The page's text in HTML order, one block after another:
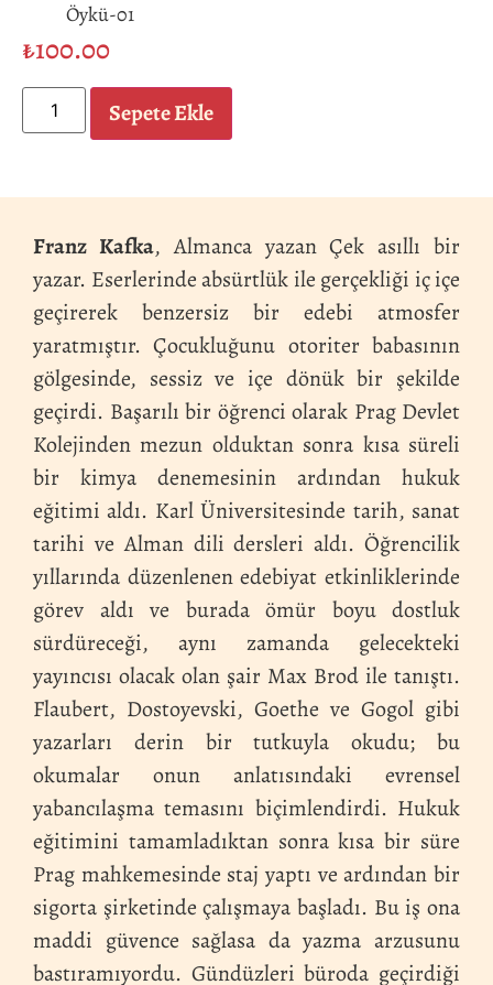
Öykü-01
₺100.00
Sepete Ekle
Franz Kafka, Almanca yazan Çek asıllı bir
yazar. Eserlerinde absürtlük ile gerçekliği iç içe
geçirerek benzersiz bir edebi atmosfer
yaratmıştır. Çocukluğunu otoriter babasının
gölgesinde, sessiz ve içe dönük bir şekilde
geçirdi. Başarılı bir öğrenci olarak Prag Devlet
Kolejinden mezun olduktan sonra kısa süreli
bir kimya denemesinin ardından hukuk
eğitimi aldı. Karl Üniversitesinde tarih, sanat
tarihi ve Alman dili dersleri aldı. Öğrencilik
yıllarında düzenlenen edebiyat etkinliklerinde
görev aldı ve burada ömür boyu dostluk
sürdüreceği, aynı zamanda gelecekteki
yayıncısı olacak olan şair Max Brod ile tanıştı.
Flaubert, Dostoyevski, Goethe ve Gogol gibi
yazarları derin bir tutkuyla okudu; bu
okumalar onun anlatısındaki evrensel
yabancılaşma temasını biçimlendirdi. Hukuk
eğitimini tamamladıktan sonra kısa bir süre
Prag mahkemesinde staj yaptı ve ardından bir
sigorta şirketinde çalışmaya başladı. Bu iş ona
maddi güvence sağlasa da yazma arzusunu
bastıramıyordu. Gündüzleri büroda geçirdiği